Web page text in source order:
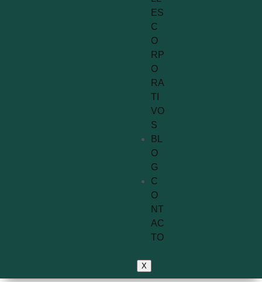
ES
C
O
RP
O
RA
TI
VO
S
BL
O
G
C
O
NT
AC
TO
X